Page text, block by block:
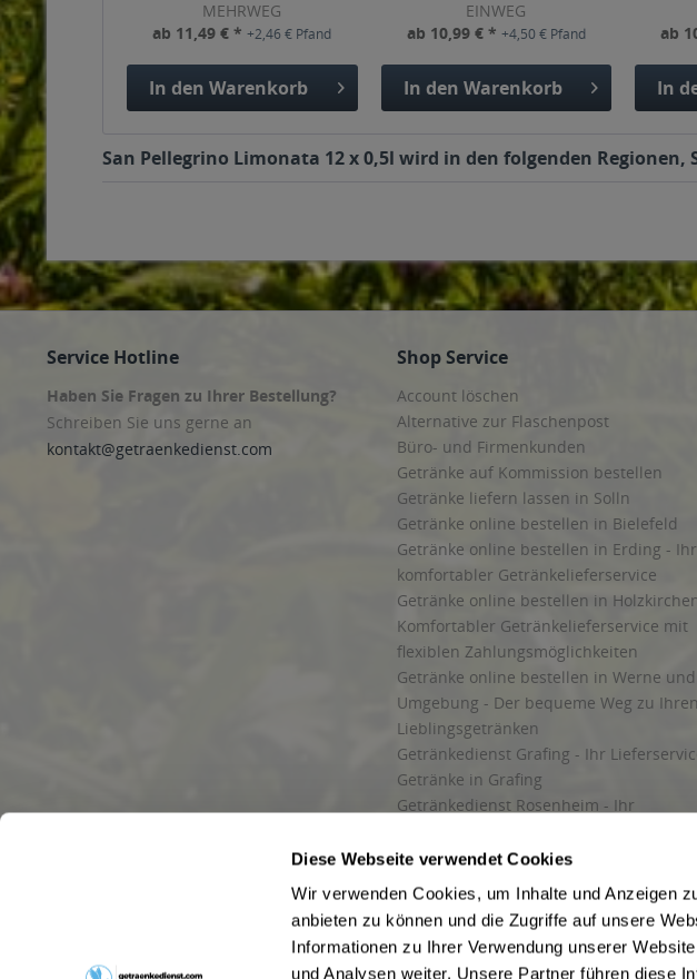
Diese Webseite verwendet Cookies
Wir verwenden Cookies, um Inhalte und Anzeigen
anbieten zu können und die Zugriffe auf unsere
Informationen zu Ihrer Verwendung unserer
und Analysen weiter. Unsere Partner führen diese
MEHRWEG
ab 11,49 € *+2,46 € Pfand
In den Warenkorb
EINWEG
ab 10,99 € * +4,50 € Pfand
In den Warenkorb
ab
In
San Pellegrino Limonata 12 x 0,5l wird in den folgenden
Service Hotline
Haben Sie Fragen zu Ihrer Bestellung?
Schreiben Sie uns gerne an
kontakt@getraenkedienst.com
Shop Service
Account löschen
Alternative zur Flaschenpost
Büro- und Firmenkunden
Getränke auf Kommission bestellen
Getränke liefern lassen in Solln
Getränke online bestellen in Bielefeld
Getränke online bestellen in Erding - Ihr
komfortabler Getränkelieferservice
Getränke online bestellen in
Komfortabler Getränkelieferservice mit
flexiblen Zahlungsmöglichkeiten
Getränke online bestellen in Werne und
Umgebung - Der bequeme Weg zu Ihren
Lieblingsgetränken
Getränkedienst Grafing - Ihr
Getränke in Grafing
Getränkedienst Rosenheim - Ihr
und Umgebung
Liefergebiet
Lieferservice für Getränke
Wir liefern Getränke